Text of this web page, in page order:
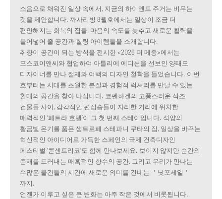
소음으로 채워진 일상 속에서, 지금의 하이엔드 주거는 비우는
것을 제안합니다. 까사리빙 8월호에서는 일상이 조금 더
편안해지는 회복의 집들, 마음의 속도를 늦추고 새로운 활력을
불어넣어 줄 공간과 힐링 아이템들을 소개합니다.
취향이 공간이 되는 방식을 전시한 <2026 더 메종>에서는
포스코이앤씨와 협업하여 아틀리에 에디션을 선보인 양태오
디자이너를 만나 절제와 여백의 디자인 철학을 들었습니다. 이번
호부터는 시대를 초월한 본질과 경험적 럭셔리를 만날 수 있는
환대의 공간을 찾아 나섭니다. 코펜하겐의 고풍스러운 석조
건물들 사이, 감각적인 편집숍들이 자리한 거리에 위치한
매력적인 ‘페트라 호텔’이 그 첫 번째 스테이입니다. 석양의
황금빛 온기를 품은 생트로페 스테파니 쿠타의 집, 일상을 바꾸는
혁신적인 아이디어로 가득한 스페인의 국제 건축디자인
페스티벌 ‘콘센트리코’도 함께 만나보세요. 보이지 않지만 순간의
존재를 드러내는 매혹적인 향수의 공간, 그리고 우리가 만나는
수많은 물건들의 시간에 새로운 의미를 건네는 ＇낫포세일＇
까지.
언젠가 이루고 싶은 큰 변화는 아주 작은 것에서 비롯됩니다.